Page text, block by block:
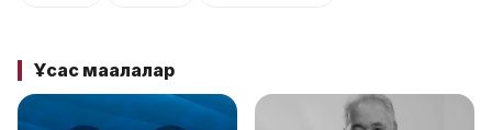
Ұқсас мақалалар